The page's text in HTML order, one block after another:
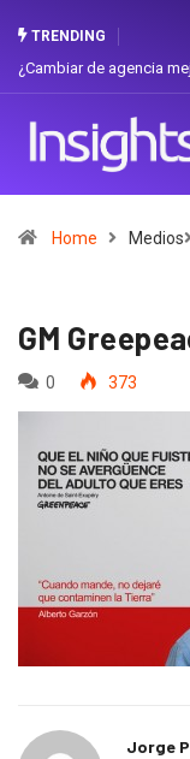
TRENDING
¿Cambiar de agencia
Home Medios
GM
0 373
Jorge